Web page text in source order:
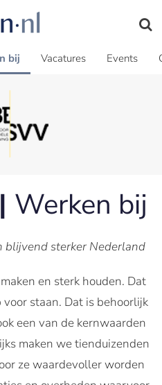
bij Vacatures Events
Werken bij
blijvend sterker Nederland
en sterk houden. Dat
staan. Dat is behoorlijk
een van de kernwaarden
maken we tienduizenden
ze waardevoller worden